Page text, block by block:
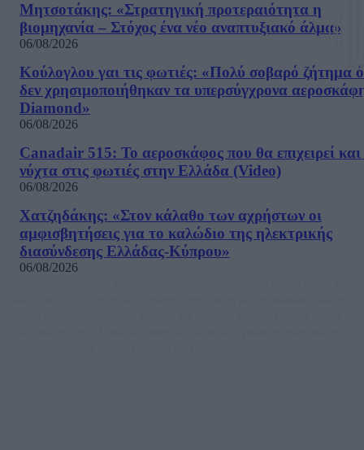
Μητσοτάκης: «Στρατηγική προτεραιότητα η
βιομηχανία – Στόχος ένα νέο αναπτυξιακό άλμα»
06/08/2026
Κούλογλου γαι τις φωτιές: «Πολύ σοβαρό ζήτημα
δεν χρησιμοποιήθηκαν τα υπερσύγχρονα
Diamond»
06/08/2026
Canadair 515: Το αεροσκάφος που θα επιχειρεί
νύχτα στις φωτιές στην Ελλάδα (Video)
06/08/2026
Χατζηδάκης: «Στον κάλαθο των αχρήστων οι
αμφισβητήσεις για το καλώδιο της ηλεκτρικής
διασύνδεσης Ελλάδας-Κύπρου»
06/08/2026